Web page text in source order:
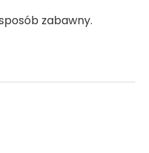
zabawny.